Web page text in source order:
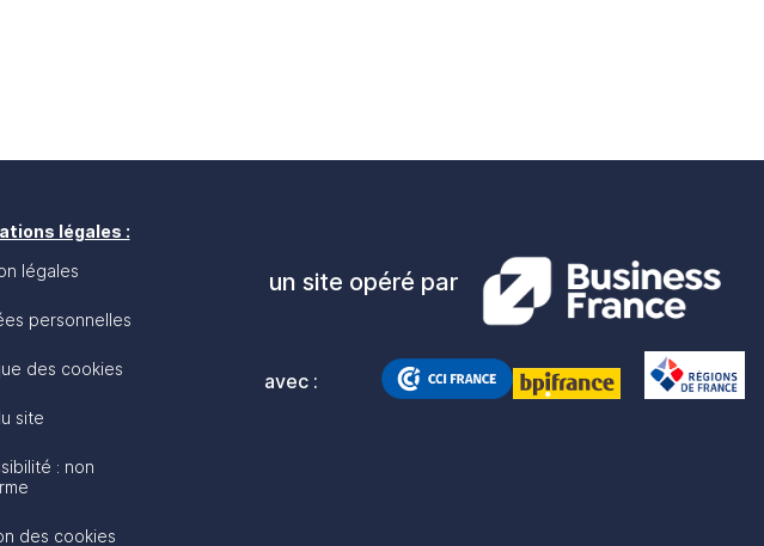
légales :
légales
personnelles
des cookies
site
: non
des cookies
un site opéré par
avec :